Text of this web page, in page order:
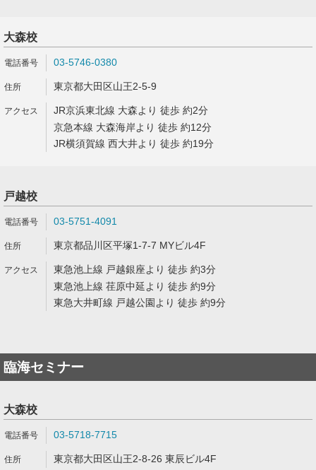
大森校
03-5746-0380
東京都大田区山王2-5-9
JR京浜東北線 大森より 徒歩 約2分
京急本線 大森海岸より 徒歩 約12分
JR横須賀線 西大井より 徒歩 約19分
戸越校
03-5751-4091
東京都品川区平塚1-7-7 MYビル4F
東急池上線 戸越銀座より 徒歩 約3分
東急池上線 荏原中延より 徒歩 約9分
東急大井町線 戸越公園より 徒歩 約9分
臨海セミナー
大森校
03-5718-7715
東京都大田区山王2-8-26 東辰ビル4F